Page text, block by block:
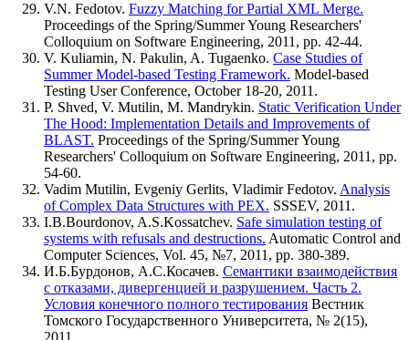
V.N. Fedotov. Fuzzy Matching for Partial XML Merge.
Proceedings of the Spring/Summer Young Researchers'
Colloquium on Software Engineering, 2011, pp. 42-44.
V. Kuliamin, N. Pakulin, A. Tugaenko. Case Studies of
Summer Model-based Testing Framework. Model-based
Testing User Conference, October 18-20, 2011.
P. Shved, V. Mutilin, M. Mandrykin. Static Verification Under
The Hood: Implementation Details and Improvements of
BLAST. Proceedings of the Spring/Summer Young
Researchers' Colloquium on Software Engineering, 2011, pp.
54-60.
Vadim Mutilin, Evgeniy Gerlits, Vladimir Fedotov. Analysis
of Complex Data Structures with PEX. SSSEV, 2011.
I.B.Bourdonov, A.S.Kossatchev. Safe simulation testing of
systems with refusals and destructions. Automatic Control and
Computer Sciences, Vol. 45, №7, 2011, pp. 380-389.
И.Б.Бурдонов, А.С.Косачев. Семантики взаимодействия
с отказами, дивергенцией и разрушением. Часть 2.
Условия конечного полного тестирования Вестник
Томского Государственного Университета, № 2(15),
2011.